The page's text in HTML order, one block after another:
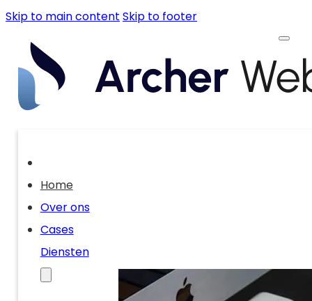
Skip to main content Skip to footer
Home
Over ons
Cases
Diensten